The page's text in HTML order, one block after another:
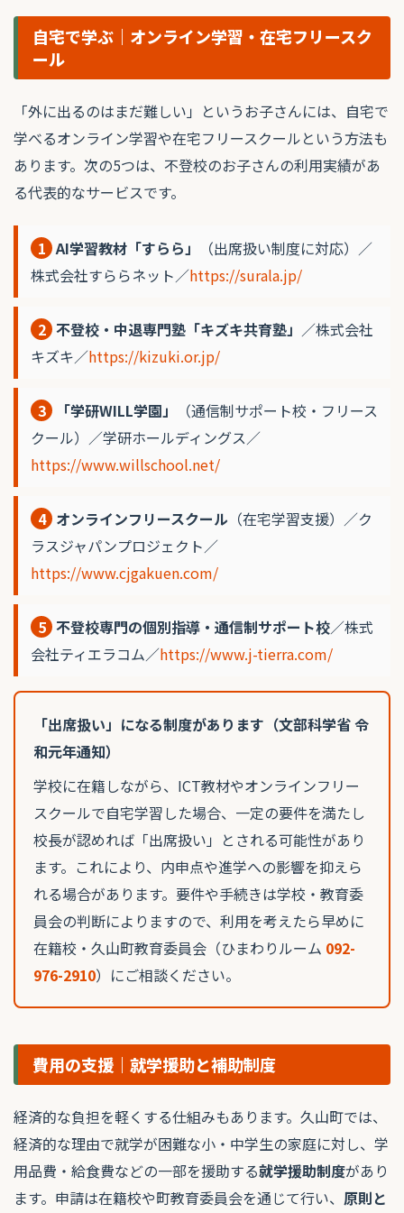
自宅で学ぶ｜オンライン学習・在宅フリースク
ール
「外に出るのはまだ難しい」というお子さんには、自宅で
学べるオンライン学習や在宅フリースクールという方法も
あります。次の5つは、不登校のお子さんの利用実績があ
る代表的なサービスです。
1 AI学習教材「すらら」
（出席扱い制度に対応）／
株式会社すららネット／https://surala.jp/
2 不登校・中退専門塾「キズキ共育塾」 ／株式会社
キズキ／https://kizuki.or.jp/
3 「学研WILL学園」
（通信制サポート校・フリース
クール）／学研ホールディングス／
https://www.willschool.net/
4 オンラインフリースクール （在宅学習支援）／ク
ラスジャパンプロジェクト／
https://www.cjgakuen.com/
5 不登校専門の個別指導・通信制サポート校／株式
会社ティエラコム／https://www.j-tierra.com/
「出席扱い」になる制度があります（文部科学省 令
和元年通知）
学校に在籍しながら、ICT教材やオンラインフリー
スクールで自宅学習した場合、一定の要件を満たし
校長が認めれば「出席扱い」とされる可能性があり
ます。これにより、内申点や進学への影響を抑えら
れる場合があります。要件や手続きは学校・教育委
員会の判断によりますので、利用を考えたら早めに
在籍校・久山町教育委員会（ひまわりルーム 092-
976-2910）にご相談ください。
費用の支援｜就学援助と補助制度
経済的な負担を軽くする仕組みもあります。久山町では、
経済的な理由で就学が困難な小・中学生の家庭に対し、学
用品費・給食費などの一部を援助する就学援助制度があり
ます。申請は在籍校や町教育委員会を通じて行い、 原則と